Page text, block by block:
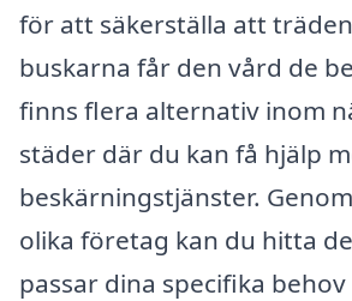
för att säkerställa att
buskarna får den vård de
finns flera alternativ inom
städer där du kan få hjälp
beskärningstjänster.
olika företag kan du hitta
passar dina specifika